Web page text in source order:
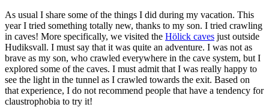
As usual I share some of the things I did during my vacation. This
year I tried something totally new, thanks to my son. I tried crawling
in caves! More specifically, we visited the Hölick caves just outside
Hudiksvall. I must say that it was quite an adventure. I was not as
brave as my son, who crawled everywhere in the cave system, but I
explored some of the caves. I must admit that I was really happy to
see the light in the tunnel as I crawled towards the exit. Based on
that experience, I do not recommend people that have a tendency for
claustrophobia to try it!